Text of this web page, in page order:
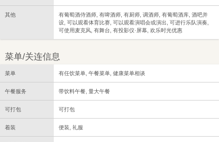
其他
有葡萄酒侍酒师, 有啤酒师, 有厨师, 调酒师, 有葡萄酒库, 酒吧并
设, 可以观看体育比赛, 可以观看演唱会或演出, 可进行乐队演奏,
可使用麦克风, 有舞台, 有投影仪·屏幕, 欢乐时光优惠
菜单/关连信息
菜单 有任饮菜单, 午餐菜单, 健康菜单相谈
午餐服务 带饮料午餐, 量大午餐
可打包 可打包
着装 便装, 礼服